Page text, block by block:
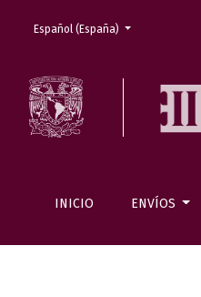
INICIO ENVÍOS
Cambiar el idioma. El actual es:
Español (España)